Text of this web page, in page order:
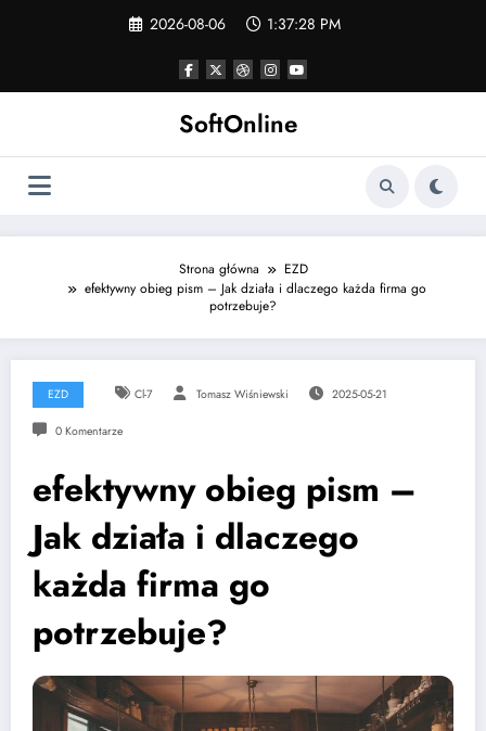
2026-08-06 1:37:29 PM
SoftOnline
Strona główna
EZD
efektywny obieg pism – Jak działa i dlaczego każda firma go
potrzebuje?
EZD Cl-7 Tomasz Wiśniewski 2025-05-21
0 Komentarze
efektywny obieg pism –
Jak działa i dlaczego
każda firma go
potrzebuje?